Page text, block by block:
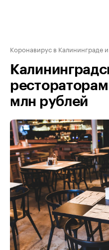
Коронавирус в Калининграде
млн рублей